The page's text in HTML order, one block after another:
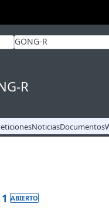
GONG-R
R
NoticiasDocumentos
ABIERTO